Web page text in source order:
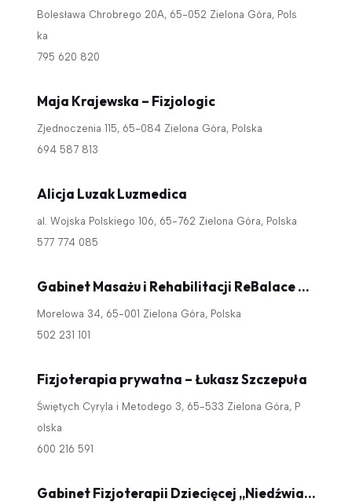
Bolesława Chrobrego 20A, 65-052 Zielona Góra, Pols
ka
795 620 820
Maja Krajewska – Fizjologic
Zjednoczenia 115, 65-084 Zielona Góra, Polska
694 587 813
Alicja Luzak Luzmedica
al. Wojska Polskiego 106, 65-762 Zielona Góra, Polska
577 774 085
Gabinet Masażu i Rehabilitacji ReBalace Jakubiak Andrzej
Morelowa 34, 65-001 Zielona Góra, Polska
502 231 101
Fizjoterapia prywatna – Łukasz Szczepuła
Świętych Cyryla i Metodego 3, 65-533 Zielona Góra, P
olska
600 216 591
Gabinet Fizjoterapii Dziecięcej „Niedźwiadek” – Maciej Kwiatkowski